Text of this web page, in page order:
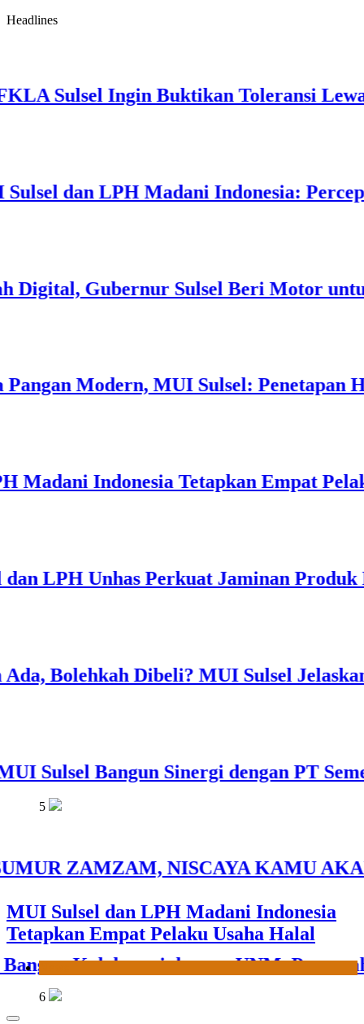
Headlines
Sulsel Ingin Buktikan Toleransi Lewat
dan LPH Madani Indonesia:
Gubernur Sulsel Beri Motor untuk
Modern, MUI Sulsel: Penetapan
Indonesia Tetapkan Empat Pelaku
LPH Unhas Perkuat Jaminan Produk
Bolehkah Dibeli? MUI Sulsel Jelaskan
Bangun Sinergi dengan PT Semen
ZAMZAM, NISCAYA KAMU AKAN
Kolaborasi dengan UNM,
Tetapkan Empat Pelaku Usaha Halal
News
Sinergi MUI Sulsel dan LPH Unhas
Perkuat Jaminan Produk Halal, Sidang
Fatwa Tetapkan Kehalalan 7 Pelaku
Usaha